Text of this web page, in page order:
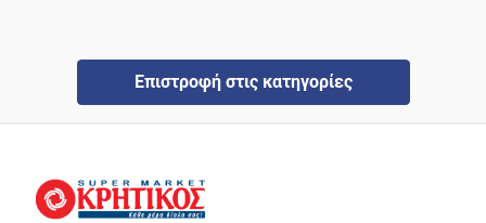
Επιστροφή στις κατηγορίες